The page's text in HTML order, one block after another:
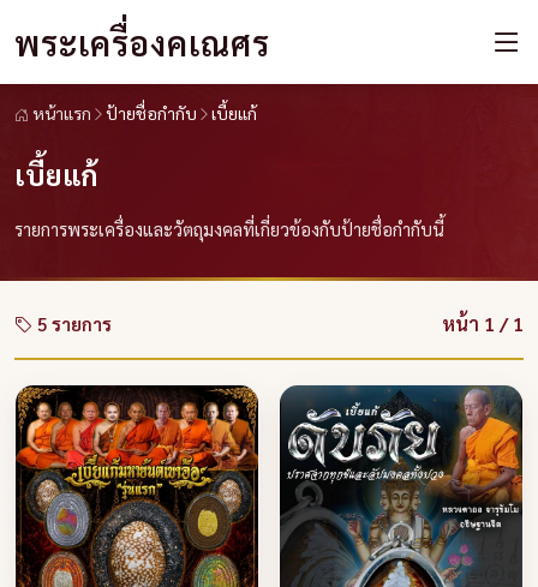
พระเครื่องคเณศร
หน้าแรก ป้ายชื่อกำกับ เบี้ยแก้
เบี้ยแก้
รายการพระเครื่องและวัตถุมงคลที่เกี่ยวข้องกับป้ายชื่อกำกับนี้
5 รายการ หน้า 1 / 1